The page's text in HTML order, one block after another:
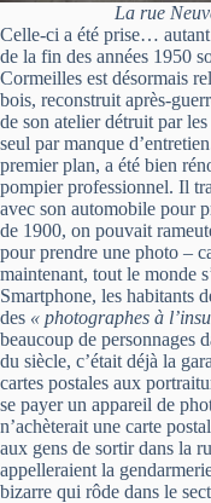
La rue
Celle-ci a été prise…
de la fin des années 1950
Cormeilles est désormais
bois, reconstruit après-
de son atelier détruit par
seul par manque
premier plan, a été bien
pompier professionnel. Il
avec son automobile pour
de 1900, on pouvait
pour prendre une photo –
maintenant, tout le monde
Smartphone, les habitants
des « photographes à
beaucoup de personnages
du siècle, c’était déjà la
cartes postales aux
se payer un appareil de
n’achèterait une carte
aux gens de sortir dans la
appelleraient la
bizarre qui rôde dans le